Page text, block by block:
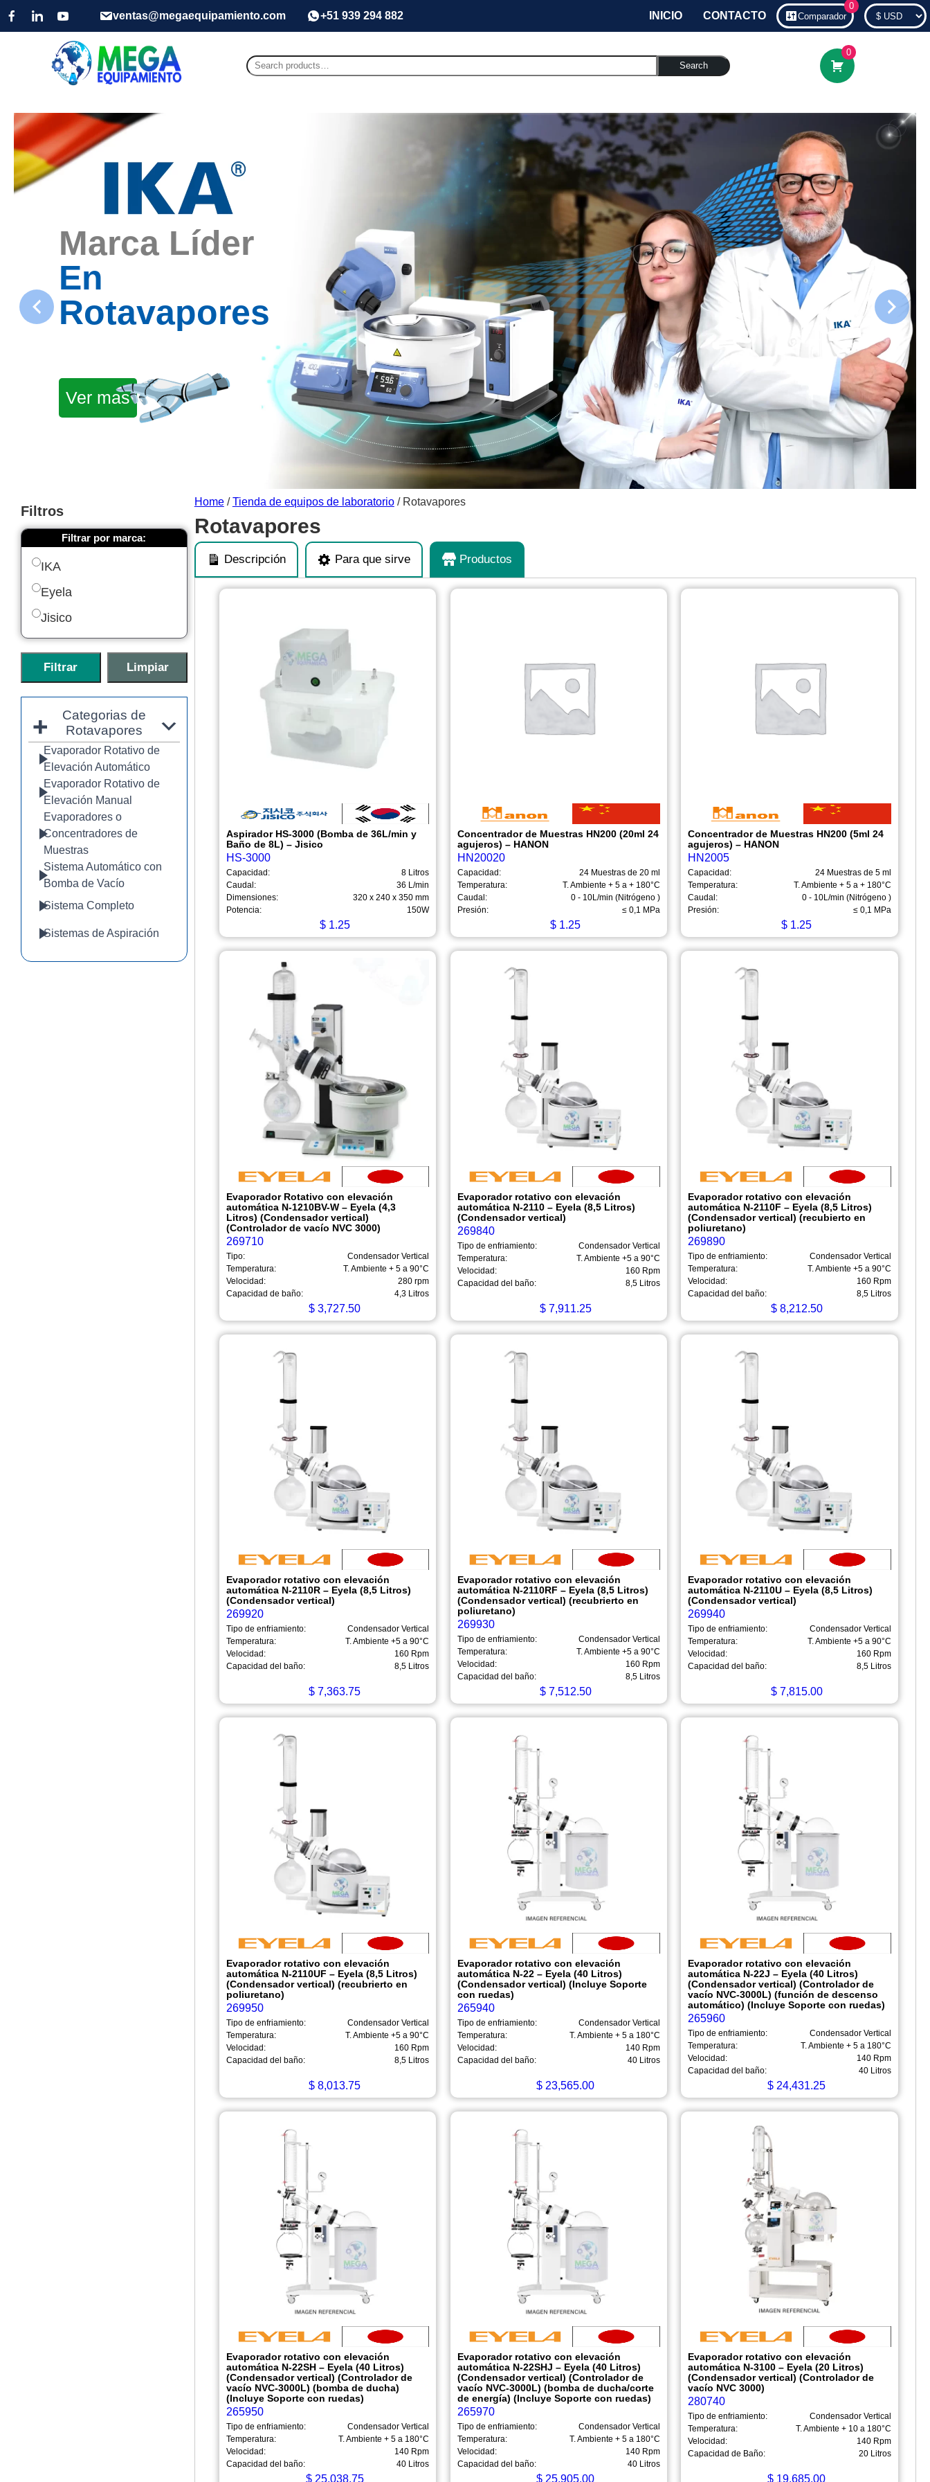
ventas@megaequipamiento.com +51 939 294 882 INICIO CONTACTO
0
Comparador
Search
for:
Search
0
Marca Líder
En
Rotavapores
Ver mas
Filtros
Filtrar por marca:
IKA
Eyela
Jisico
Categorias de
Rotavapores
Evaporador Rotativo de
Elevación Automático
Evaporador Rotativo de
Elevación Manual
Evaporadores o
Concentradores de
Muestras
Sistema Automático con
Bomba de Vacío
Sistema Completo
Sistemas de Aspiración
Home/Tienda de equipos de laboratorio/ Rotavapores
Rotavapores
Descripción Para que sirve Productos
Aspirador HS-3000 (Bomba de 36L/min y
Baño de 8L) – Jisico
HS-3000
Capacidad:
8 Litros
Caudal:
36 L/min
Dimensiones:
320 x 240 x 350 mm
Potencia:
150W
$1.25
Concentrador de Muestras HN200 (20ml 24
agujeros) – HANON
HN20020
Capacidad:
24 Muestras de 20 ml
Temperatura:
T. Ambiente + 5 a + 180°C
Caudal:
0 - 10L/min (Nitrógeno )
Presión:
≤ 0,1 MPa
$ 1.25
Concentrador de Muestras HN200 (5ml 24
agujeros) – HANON
HN2005
Capacidad:
24 Muestras de 5 ml
Temperatura:
T. Ambiente + 5 a + 180°C
Caudal:
0 - 10L/min (Nitrógeno )
Presión:
≤ 0,1 MPa
$ 1.25
Evaporador Rotativo con elevación
automática N-1210BV-W – Eyela (4,3
Litros) (Condensador vertical)
(Controlador de vacío NVC 3000)
269710
Tipo:
Condensador Vertical
Temperatura:
T. Ambiente + 5 a 90°C
Velocidad:
280 rpm
Capacidad de baño:
4,3 Litros
$ 3,727.50
Evaporador rotativo con elevación
automática N-2110 – Eyela (8,5 Litros)
(Condensador vertical)
269840
Tipo de enfriamiento:
Condensador Vertical
Temperatura:
T. Ambiente +5 a 90°C
Velocidad:
160 Rpm
Capacidad del baño:
8,5 Litros
$7,911.25
Evaporador rotativo con elevación
automática N-2110F – Eyela (8,5 Litros)
(Condensador vertical) (recubierto en
poliuretano)
269890
Tipo de enfriamiento:
Condensador Vertical
Temperatura:
T. Ambiente +5 a 90°C
Velocidad:
160 Rpm
Capacidad del baño:
8,5 Litros
$8,212.50
Evaporador rotativo con elevación
automática N-2110R – Eyela (8,5 Litros)
(Condensador vertical)
269920
Tipo de enfriamiento:
Condensador Vertical
Temperatura:
T. Ambiente +5 a 90°C
Velocidad:
160 Rpm
Capacidad del baño:
8,5 Litros
$ 7,363.75
Evaporador rotativo con elevación
automática N-2110RF – Eyela (8,5 Litros)
(Condensador vertical) (recubrierto en
poliuretano)
269930
Tipo de enfriamiento:
Condensador Vertical
Temperatura:
T. Ambiente +5 a 90°C
Velocidad:
160 Rpm
Capacidad del baño:
8,5 Litros
$7,512.50
Evaporador rotativo con elevación
automática N-2110U – Eyela (8,5 Litros)
(Condensador vertical)
269940
Tipo de enfriamiento:
Condensador Vertical
Temperatura:
T. Ambiente +5 a 90°C
Velocidad:
160 Rpm
Capacidad del baño:
8,5 Litros
$7,815.00
Evaporador rotativo con elevación
automática N-2110UF – Eyela (8,5 Litros)
(Condensador vertical) (recubrierto en
poliuretano)
269950
Tipo de enfriamiento:
Condensador Vertical
Temperatura:
T. Ambiente +5 a 90°C
Velocidad:
160 Rpm
Capacidad del baño:
8,5 Litros
$ 8,013.75
Evaporador rotativo con elevación
automática N-22 – Eyela (40 Litros)
(Condensador vertical) (Incluye Soporte
con ruedas)
265940
Tipo de enfriamiento:
Condensador Vertical
Temperatura:
T. Ambiente + 5 a 180°C
Velocidad:
140 Rpm
Capacidad del baño:
40 Litros
$ 23,565.00
Evaporador rotativo con elevación
automática N-22J – Eyela (40 Litros)
(Condensador vertical) (Controlador de
vacío NVC-3000L) (función de descenso
automático) (Incluye Soporte con ruedas)
265960
Tipo de enfriamiento:
Condensador Vertical
Temperatura:
T. Ambiente + 5 a 180°C
Velocidad:
140 Rpm
Capacidad del baño:
40 Litros
$ 24,431.25
Evaporador rotativo con elevación
automática N-22SH – Eyela (40 Litros)
(Condensador vertical) (Controlador de
vacío NVC-3000L) (bomba de ducha)
(Incluye Soporte con ruedas)
265950
Tipo de enfriamiento:
Condensador Vertical
Temperatura:
T. Ambiente + 5 a 180°C
Velocidad:
140 Rpm
Capacidad del baño:
40 Litros
$25,038.75
Evaporador rotativo con elevación
automática N-22SHJ – Eyela (40 Litros)
(Condensador vertical) (Controlador de
vacío NVC-3000L) (bomba de ducha/corte
de energía) (Incluye Soporte con ruedas)
265970
Tipo de enfriamiento:
Condensador Vertical
Temperatura:
T. Ambiente + 5 a 180°C
Velocidad:
140 Rpm
Capacidad del baño:
40 Litros
$ 25,905.00
Evaporador rotativo con elevación
automática N-3100 – Eyela (20 Litros)
(Condensador vertical) (Controlador de
vacío NVC 3000)
280740
Tipo de enfriamiento:
Condensador Vertical
Temperatura:
T. Ambiente + 10 a 180°C
Velocidad:
140 Rpm
Capacidad de Baño:
20 Litros
$ 19,685.00